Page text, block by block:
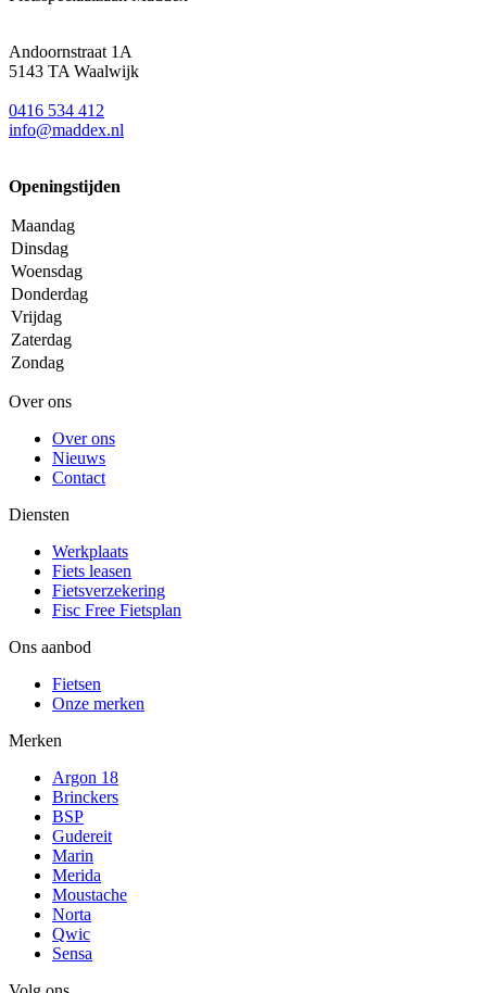
Andoornstraat 1A
5143 TA Waalwijk
0416 534 412
info@maddex.nl
Openingstijden
Maandag
Dinsdag
Woensdag
Donderdag
Vrijdag
Zaterdag
Zondag
Over ons
Over ons
Nieuws
Contact
Diensten
Werkplaats
Fiets leasen
Fietsverzekering
Fisc Free Fietsplan
Ons aanbod
Fietsen
Onze merken
Merken
Argon 18
Brinckers
BSP
Gudereit
Marin
Merida
Moustache
Norta
Qwic
Sensa